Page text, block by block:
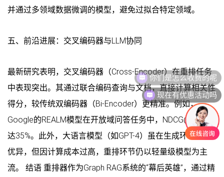
并通过多领域数据微调的模型，避免过拟合特定领域。
五、前沿进展：交叉编码器与LLM协同
最新研究表明，交叉编码器（Cross-Encoder）在重排任务
中表现突出。其通过联合编码查询与文档，直接计算相关性
得分，较传统双编码器（Bi-Encoder）更精准。例如，
Google的REALM模型在开放域问答任务中，NDCG@10提升
达35%。此外，大语言模型（如GPT-4）虽在生成环节表现
优异，但因计算成本过高，重排环节仍以轻量级模型为主
流。 结语 重排器作为Graph RAG系统的“幕后英雄”，通过精
现在有优惠活动吗